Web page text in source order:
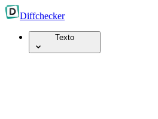
Diffchecker
Texto